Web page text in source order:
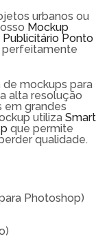
urbanos ou
Mockup
Ponto
mockups para
alta resolução
em grandes
utiliza Smart
que permite
qualidade.
Photoshop)